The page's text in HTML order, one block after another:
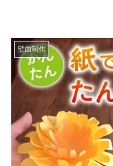
壁面制作